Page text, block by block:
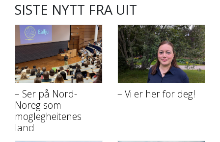
SISTE NYTT FRA UIT
– Ser på Nord-
Noreg som
moglegheitenes
land
– Vi er her for deg!